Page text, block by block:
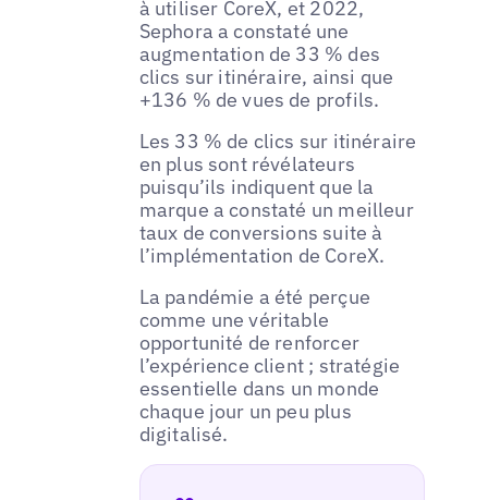
à utiliser CoreX, et 2022,
Sephora a constaté une
augmentation de 33 % des
clics sur itinéraire, ainsi que
+136 % de vues de profils.
Les 33 % de clics sur itinéraire
en plus sont révélateurs
puisqu’ils indiquent que la
marque a constaté un meilleur
taux de conversions suite à
l’implémentation de CoreX.
La pandémie a été perçue
comme une véritable
opportunité de renforcer
l’expérience client ; stratégie
essentielle dans un monde
chaque jour un peu plus
digitalisé.